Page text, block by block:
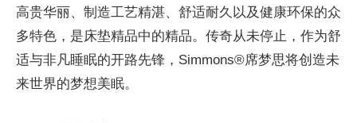
高贵华丽、制造工艺精湛、舒适耐久以及健康环保的众
多特色，是床垫精品中的精品。传奇从未停止，作为舒
适与非凡睡眠的开路先锋，Simmons®席梦思将创造未
来世界的梦想美眠。